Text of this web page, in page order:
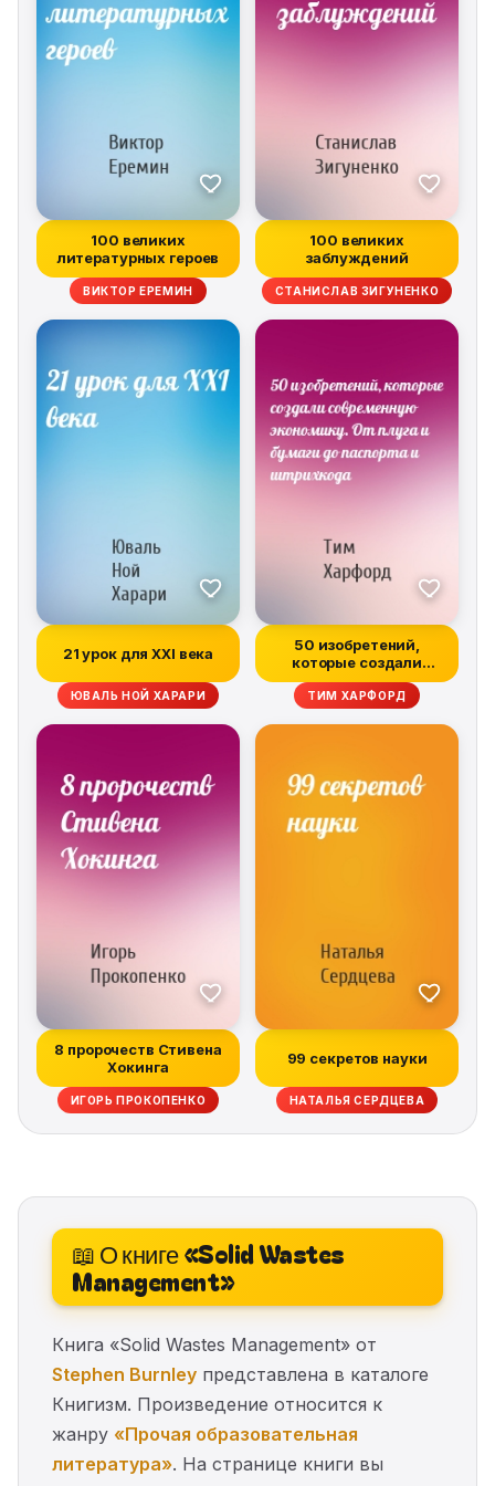
100 великих
литературных героев
ВИКТОР ЕРЕМИН
100 великих
заблуждений
СТАНИСЛАВ ЗИГУНЕНКО
21 урок для XXI века
ЮВАЛЬ НОЙ ХАРАРИ
50 изобретений,
которые создали
современную эконом...
ТИМ ХАРФОРД
8 пророчеств Стивена
Хокинга
ИГОРЬ ПРОКОПЕНКО
99 секретов науки
НАТАЛЬЯ СЕРДЦЕВА
📖 О книге «Solid Wastes
Management»
Книга «Solid Wastes Management» от
Stephen Burnley представлена в каталоге
Книгизм. Произведение относится к
жанру «Прочая образовательная
литература». На странице книги вы